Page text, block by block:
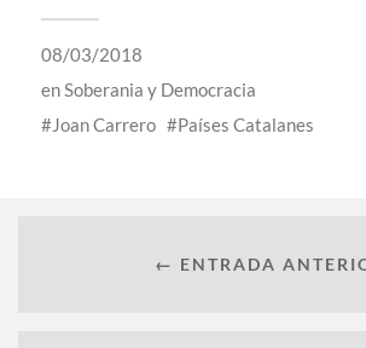
08/03/2018
enSoberania y Democracia
Joan Carrero
Países Catalanes
← ENTRADA